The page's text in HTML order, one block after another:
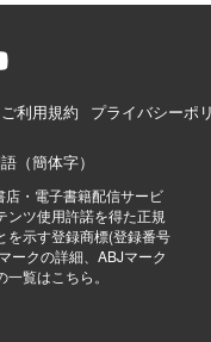
ご利用規約 プライバシーポ
（簡体字）
・電子書籍配信サービ
ンツ使用許諾を得た正規
を示す登録商標(登録番号
ークの詳細、ABJマーク
覧はこちら。